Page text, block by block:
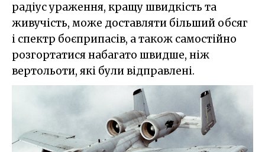
радіус ураження, кращу швидкість та
живучість, може доставляти більший обсяг
і спектр боєприпасів, а також самостійно
розгортатися набагато швидше, ніж
вертольоти, які були відправлені.